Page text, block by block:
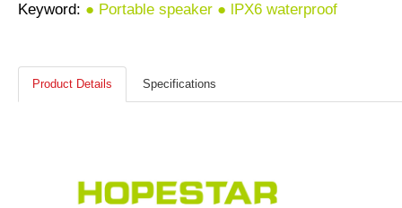
Keyword: ● Portable speaker ● lPX6 waterproof
Product Details Specifications